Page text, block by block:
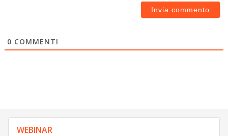
0 COMMENTI
WEBINAR